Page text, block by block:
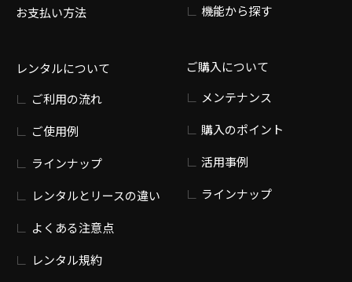
お支払い方法
レンタルについて
ご利用の流れ
ご使用例
ラインナップ
レンタルとリースの違い
よくある注意点
レンタル規約
機能から探す
ご購入について
メンテナンス
購入のポイント
活用事例
ラインナップ